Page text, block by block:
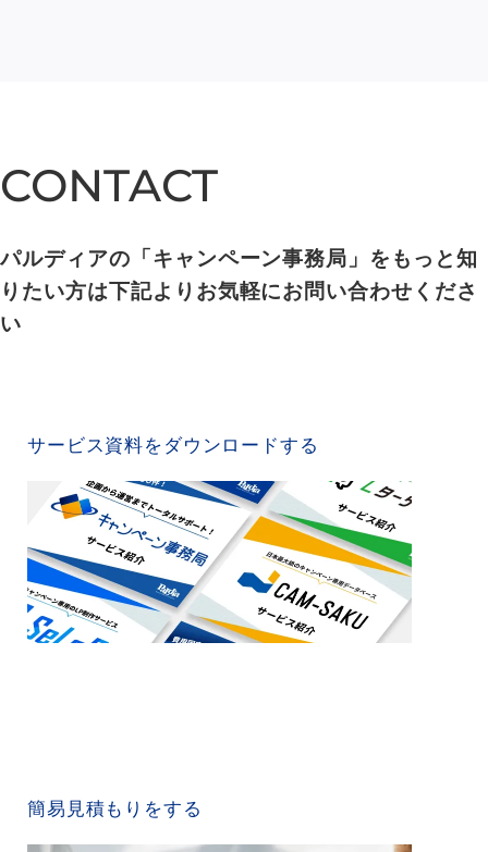
CONTACT
CONTACT
パルディアの「キャンペーン事務局」をもっと知
りたい方は下記よりお気軽にお問い合わせくださ
い
サービス資料をダウンロードする
簡易見積もりをする